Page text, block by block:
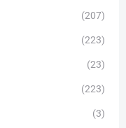
(207)
(223)
(23)
(223)
(3)